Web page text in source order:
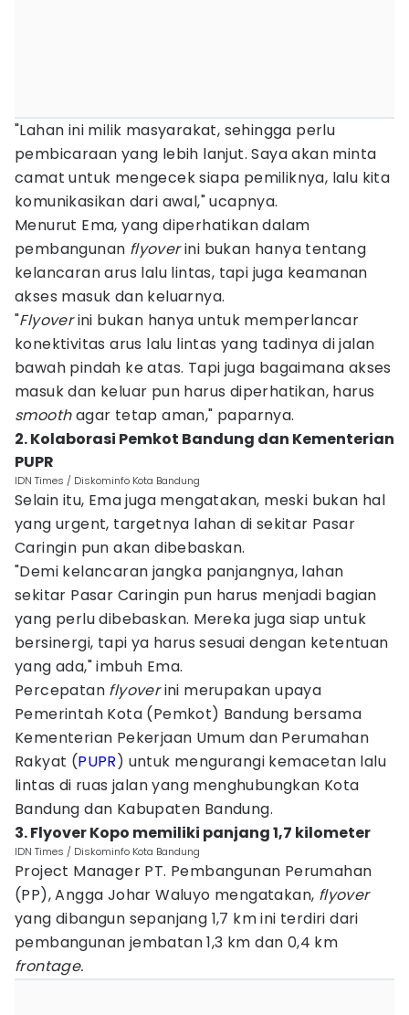
"Lahan ini milik masyarakat, sehingga perlu
pembicaraan yang lebih lanjut. Saya akan minta
camat untuk mengecek siapa pemiliknya, lalu kita
komunikasikan dari awal," ucapnya.
Menurut Ema, yang diperhatikan dalam
pembangunan flyoverini bukan hanya tentang
kelancaran arus lalu lintas, tapi juga keamanan
akses masuk dan keluarnya.
"Flyoverini bukan hanya untuk memperlancar
konektivitas arus lalu lintas yang tadinya di jalan
bawah pindah ke atas. Tapi juga bagaimana akses
masuk dan keluar pun harus diperhatikan, harus
smoothagar tetap aman," paparnya.
2. Kolaborasi Pemkot Bandung dan Kementerian
PUPR
IDN Times / Diskominfo Kota Bandung
Selain itu, Ema juga mengatakan, meski bukan hal
yang urgent, targetnya lahan di sekitar Pasar
Caringin pun akan dibebaskan.
"Demi kelancaran jangka panjangnya, lahan
sekitar Pasar Caringin pun harus menjadi bagian
yang perlu dibebaskan. Mereka juga siap untuk
bersinergi, tapi ya harus sesuai dengan ketentuan
yang ada," imbuh Ema.
Percepatan flyoverini merupakan upaya
Pemerintah Kota (Pemkot) Bandung bersama
Kementerian Pekerjaan Umum dan Perumahan
Rakyat (PUPR) untuk mengurangi kemacetan lalu
lintas di ruas jalan yang menghubungkan Kota
Bandung dan Kabupaten Bandung.
3. Flyover Kopo memiliki panjang 1,7 kilometer
IDN Times / Diskominfo Kota Bandung
Project Manager PT. Pembangunan Perumahan
(PP), Angga Johar Waluyo mengatakan, flyover
yang dibangun sepanjang 1,7 km ini terdiri dari
pembangunan jembatan 1,3 km dan 0,4 km
frontage.